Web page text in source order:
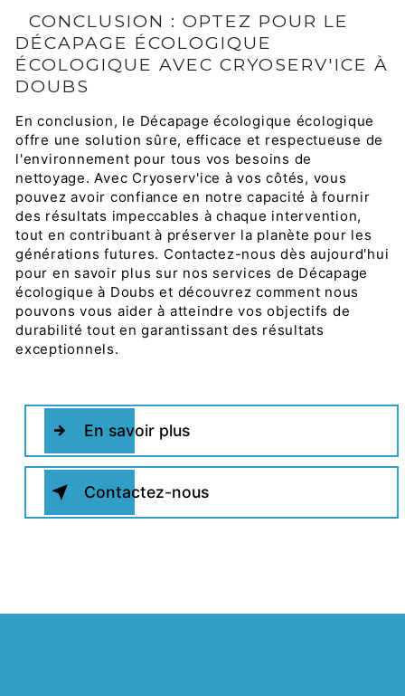
CONCLUSION : OPTEZ POUR LE
DÉCAPAGE ÉCOLOGIQUE
ÉCOLOGIQUE AVEC CRYOSERV'ICE À
DOUBS
En conclusion, le Décapage écologique écologique
offre une solution sûre, efficace et respectueuse de
l'environnement pour tous vos besoins de
nettoyage. Avec Cryoserv'ice à vos côtés, vous
pouvez avoir confiance en notre capacité à fournir
des résultats impeccables à chaque intervention,
tout en contribuant à préserver la planète pour les
générations futures. Contactez-nous dès aujourd'hui
pour en savoir plus sur nos services de Décapage
écologique à Doubs et découvrez comment nous
pouvons vous aider à atteindre vos objectifs de
durabilité tout en garantissant des résultats
exceptionnels.
En savoir plus
Contactez-nous